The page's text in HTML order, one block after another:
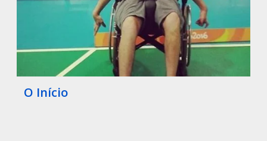
O Início